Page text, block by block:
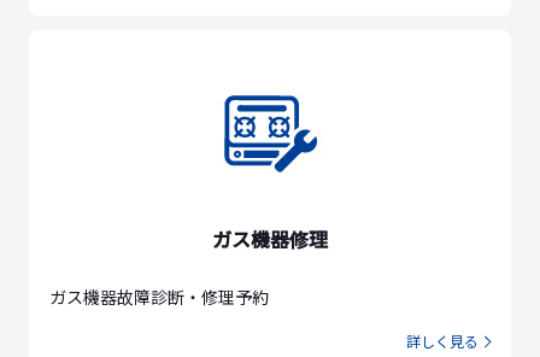
ガス機器修理
ガス機器故障診断・修理予約
詳しく見る